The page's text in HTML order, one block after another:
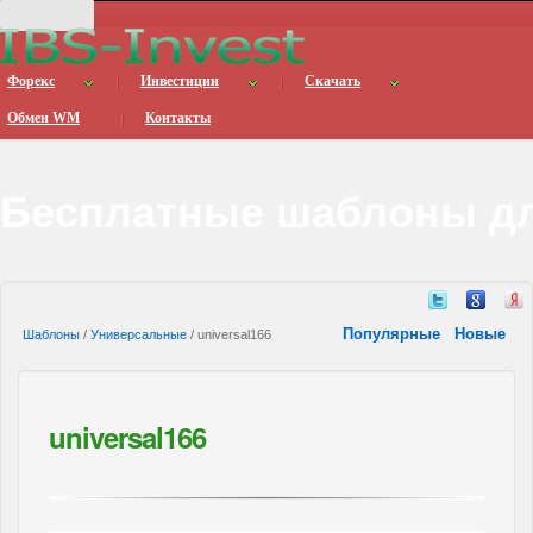
Форекс Инвестиции Скачать
Обмен WM Контакты
Шаблоны / Универсальные / universal166 Популярные Новые
universal166